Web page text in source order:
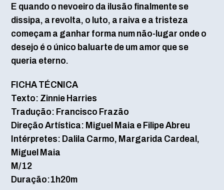
E quando o nevoeiro da ilusão finalmente se
dissipa, a revolta, o luto, a raiva e a tristeza
começam a ganhar forma num não-lugar onde o
desejo é o único baluarte de um amor que se
queria eterno.
FICHA TÉCNICA
Texto: Zinnie Harries
Tradução: Francisco Frazão
Direção Artística: Miguel Maia e Filipe Abreu
Intérpretes: Dalila Carmo, Margarida Cardeal,
Miguel Maia
M/12
Duração:1h20m